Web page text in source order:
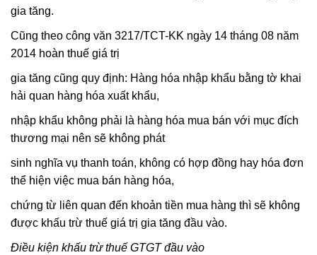
gia tăng.
Cũng theo công văn 3217/TCT-KK ngày 14 tháng 08 năm
2014 hoàn thuế giá trị
gia tăng cũng quy định: Hàng hóa nhập khẩu bằng tờ khai
hải quan hàng hóa xuất khẩu,
nhập khẩu không phải là hàng hóa mua bán với mục đích
thương mại nên sẽ không phát
sinh nghĩa vụ thanh toán, không có hợp đồng hay hóa đơn
thể hiện việc mua bán hàng hóa,
chứng từ liên quan đến khoản tiền mua hàng thì sẽ không
được khấu trừ thuế giá trị gia tăng đầu vào.
Điều kiện khấu trừ thuế GTGT đầu vào